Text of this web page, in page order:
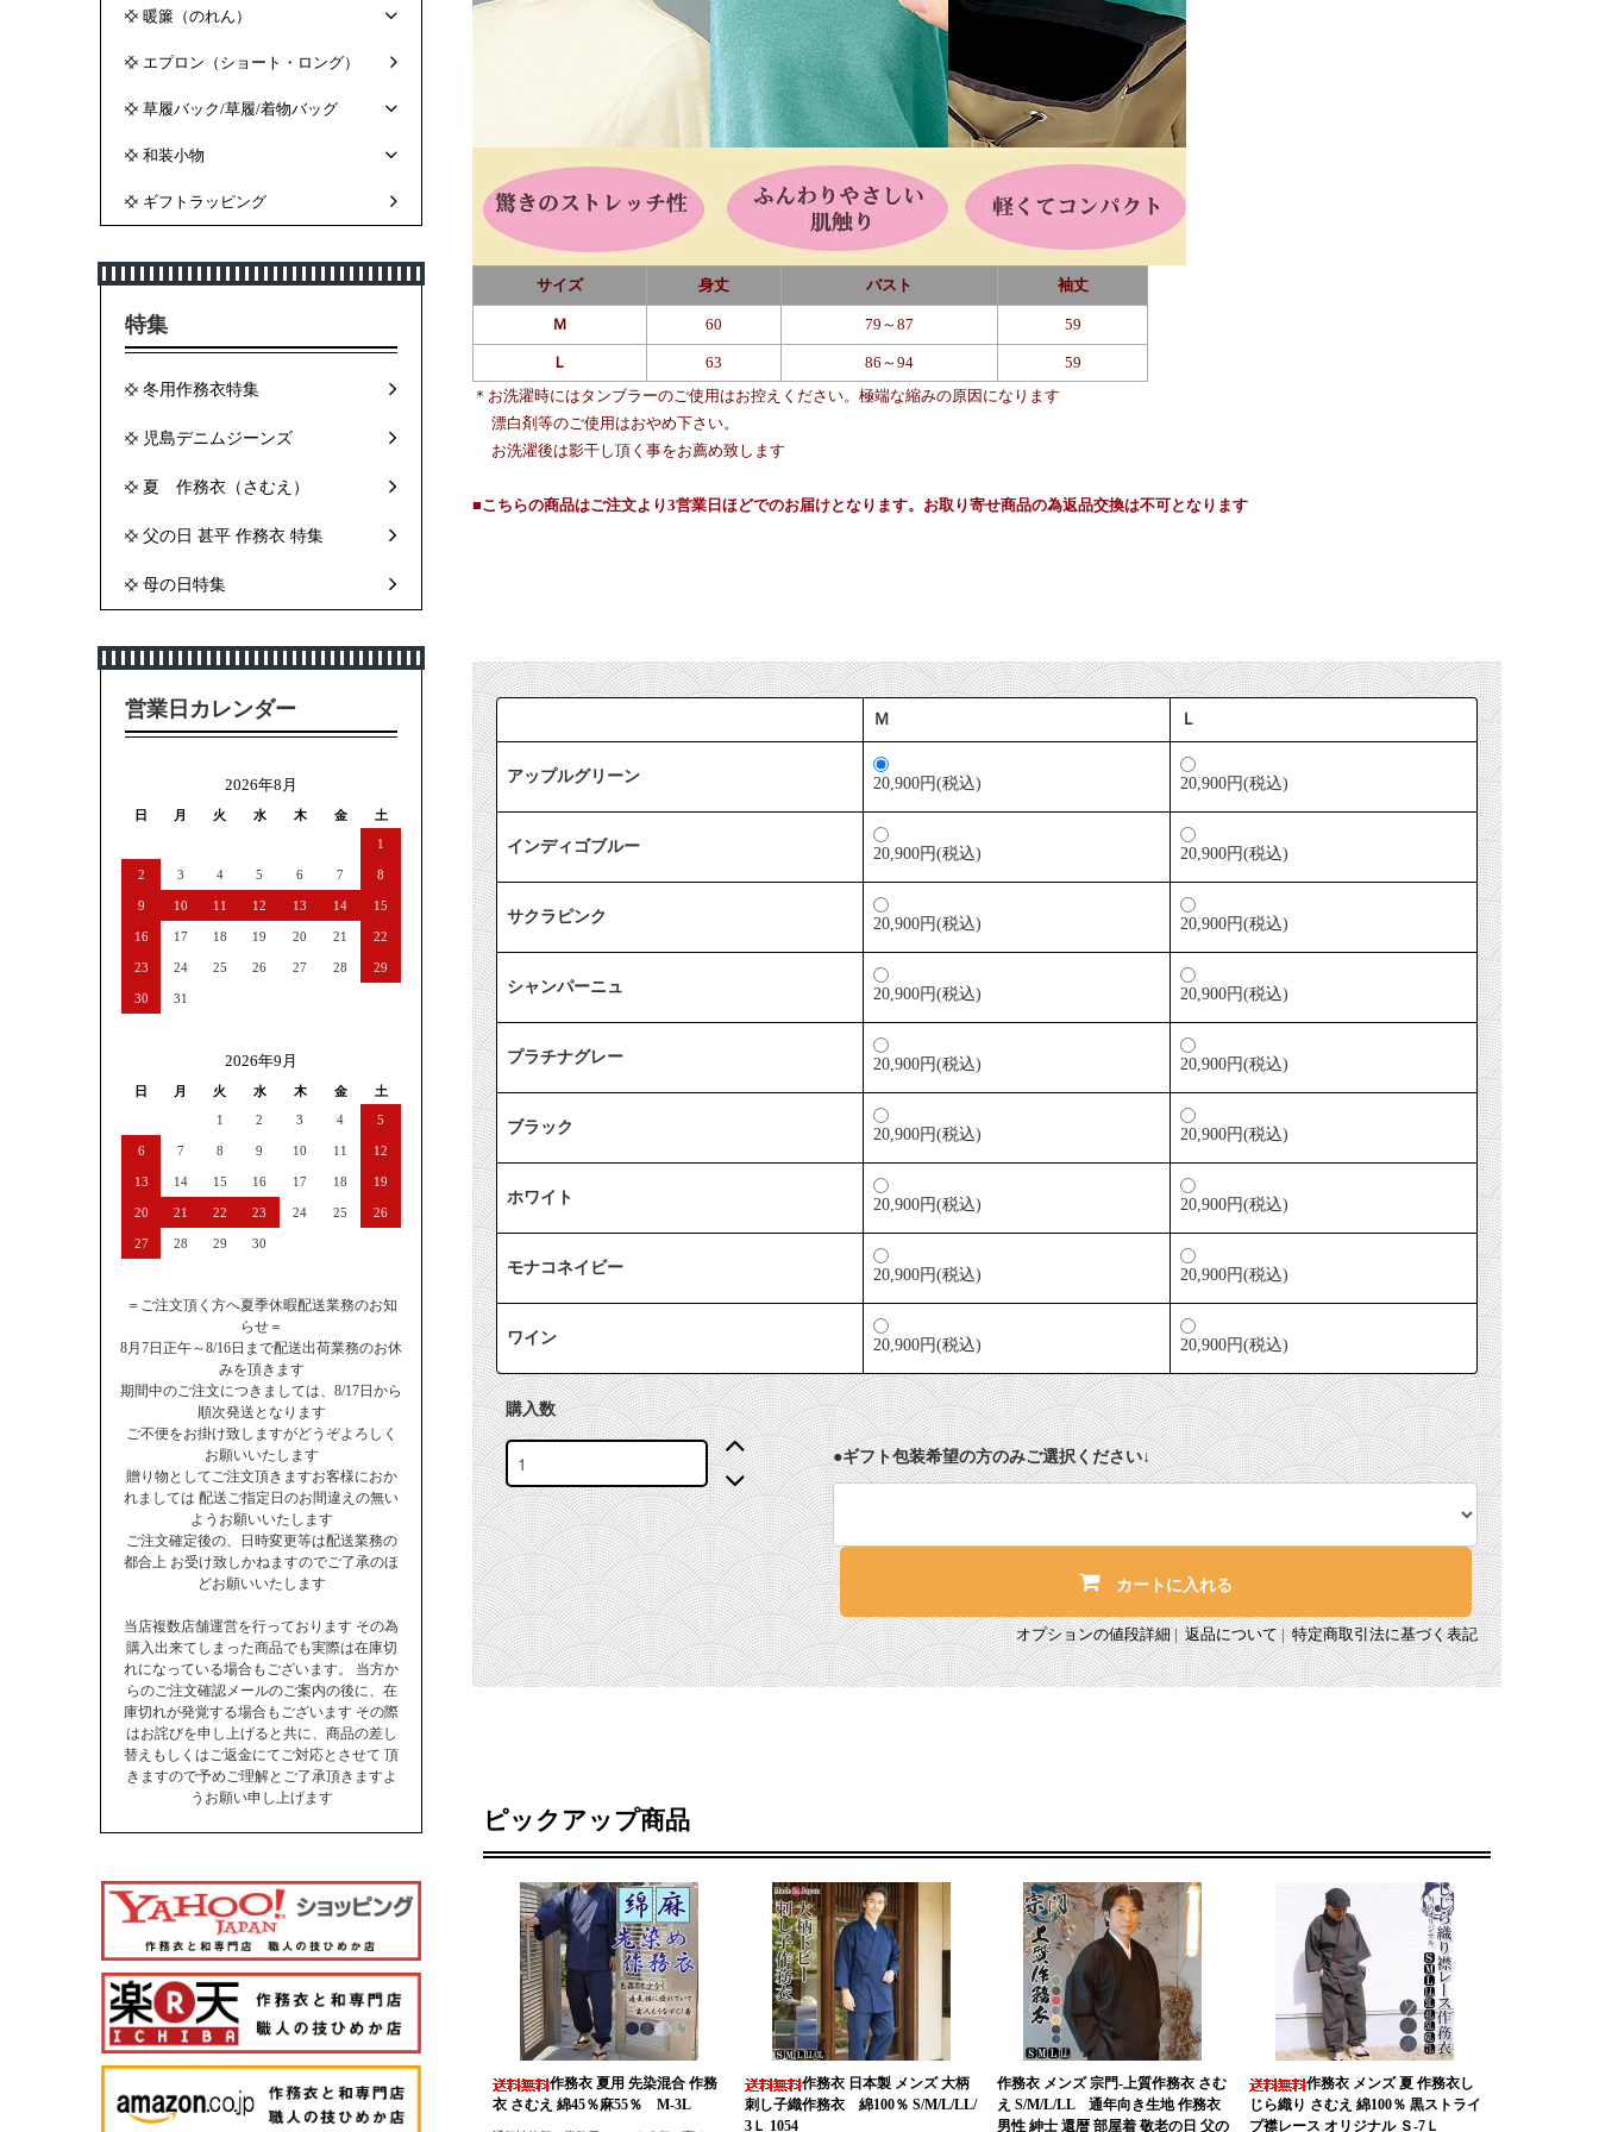
サイズ 身丈 バスト 袖丈
Ｍ 60 79～87 59
Ｌ 63 86～94
59
＊お洗濯時にはタンブラーのご使用はお控えください。極端な縮みの原因になります
漂白剤等のご使用はおやめ下さい。
お洗濯後は影干し頂く事をお薦め致します
■こちらの商品はご注文より3営業日ほどでのお届けとなります。お取り寄せ商品の為返品交換は不可となります
Ｍ Ｌ
アップルグリーン 20,900円(税込) 20,900円(税込)
インディゴブルー 20,900円(税込) 20,900円(税込)
サクラピンク 20,900円(税込) 20,900円(税込)
シャンパーニュ 20,900円(税込) 20,900円(税込)
プラチナグレー 20,900円(税込) 20,900円(税込)
ブラック 20,900円(税込) 20,900円(税込)
ホワイト 20,900円(税込) 20,900円(税込)
モナコネイビー 20,900円(税込) 20,900円(税込)
ワイン 20,900円(税込) 20,900円(税込)
購入数
●ギフト包装希望の方のみご選択ください↓
カートに入れる
オプションの値段詳細| 返品について| 特定商取引法に基づく表記
ピックアップ商品
作務衣 夏用 先染混合 作務
衣 さむえ 綿45％麻55％ M-3L
作務衣 日本製 メンズ 大柄
刺し子織作務衣 綿100％ S/M/L/LL/
3Ｌ 1054
作務衣 メンズ 宗門-上質作務衣 さむ
え S/M/L/LL 通年向き生地 作務衣
男性 紳士 還暦 部屋着 敬老の日 父の
作務衣 メンズ 夏 作務衣し
じら織り さむえ 綿100％ 黒ストライ
プ襟レース オリジナル Ｓ-7Ｌ
暖簾（のれん）
エプロン（ショート・ロング）
草履バック/草履/着物バッグ
和装小物
ギフトラッピング
特集
冬用作務衣特集
児島デニムジーンズ
夏 作務衣（さむえ）
父の日 甚平 作務衣 特集
母の日特集
営業日カレンダー
2026年8月
日 月 火 水 木 金
土
1
2 3 4 5 6 7 8
9 10 11 12 13 14 15
16 17 18 19 20 21 22
23 24 25 26 27 28 29
30 31
2026年9月
日 月 火 水 木 金
土
1
2 3 4 5
6 7 8 9 10 11 12
13 14 15 16 17 18 19
20 21 22 23 24 25 26
27 28 29 30
＝ご注文頂く方へ夏季休暇配送業務のお知
らせ＝
8月7日正午～8/16日まで配送出荷業務のお休
みを頂きます
期間中のご注文につきましては、8/17日から
順次発送となります
ご不便をお掛け致しますがどうぞよろしく
お願いいたします
贈り物としてご注文頂きますお客様におか
れましては 配送ご指定日のお間違えの無い
ようお願いいたします
ご注文確定後の、日時変更等は配送業務の
都合上 お受け致しかねますのでご了承のほ
どお願いいたします
当店複数店舗運営を行っております その為
購入出来てしまった商品でも実際は在庫切
れになっている場合もございます。 当方か
らのご注文確認メールのご案内の後に、在
庫切れが発覚する場合もございます その際
はお詫びを申し上げると共に、商品の差し
替えもしくはご返金にてご対応とさせて 頂
きますので予めご理解とご了承頂きますよ
うお願い申し上げます